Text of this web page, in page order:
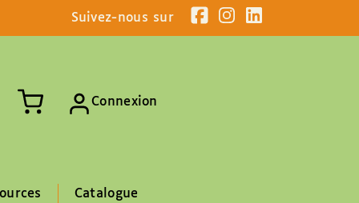
Suivez-nous sur
Connexion
Catalogue